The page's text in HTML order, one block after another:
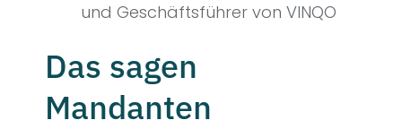
und Geschäftsführer von VINQO
Das sagen
Mandanten